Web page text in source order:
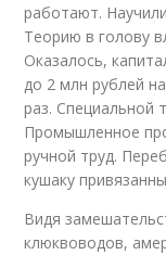
работают.
Теорию в голову
Оказалось,
до 2 млн рублей
раз. Специальной
Промышленное
ручной труд.
кушаку
Видя
клюквоводов,